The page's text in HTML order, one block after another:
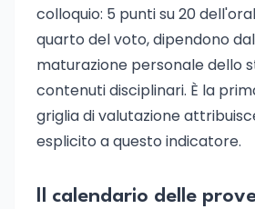
colloquio: 5 punti su 20
quarto del voto, dipendono
maturazione personale dello
contenuti disciplinari. È la
griglia di valutazione
esplicito a questo indicatore.
Il calendario delle